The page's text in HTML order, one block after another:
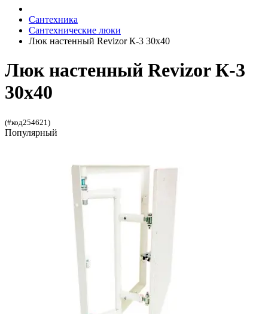
Сантехника
Сантехнические люки
Люк настенный Revizor К-3 30x40
Люк настенный Revizor К-3
30x40
(#код254621)
Популярный